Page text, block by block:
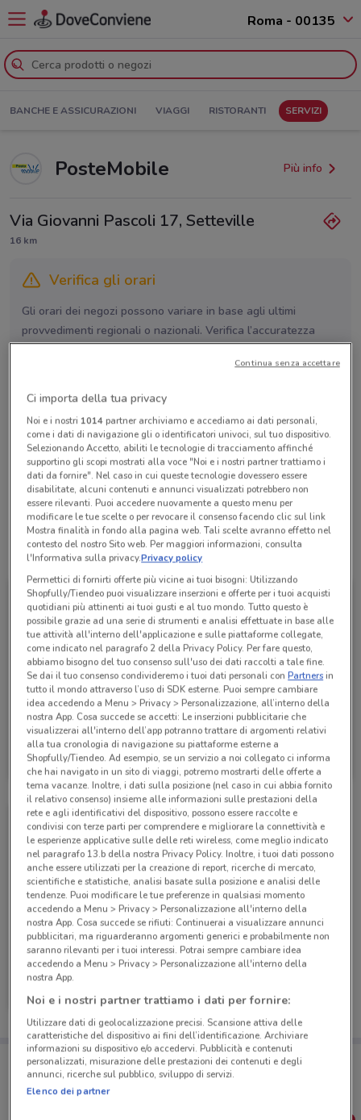
Roma - 00135
BANCHE E ASSICURAZIONI VIAGGI RISTORANTI SERVIZI
PosteMobile Più info
Via Giovanni Pascoli 17, Setteville
16 km
Verifica gli orari
Gli orari dei negozi possono variare in base agli ultimi
provvedimenti regionali o nazionali. Verifica l’accuratezza
chiamando il negozio.
Lunedì n.d.
Martedì n.d.
Mercoledì n.d.
Giovedì n.d.
Venerdì n.d.
Sabato n.d.
Domenica n.d.
0774391197
SETTEVILLE DI GUIDONIA
Tutte le promozioni di questo negozio
PosteMobile
Scade il 17/08 9.4 km
PosteMobile
Scade il 05/09 9.4 km
Porta DoveConviene sempre con te!
Puoi trovare le migliori offerte dei negozi vicino a te,
salvarle e creare la tua lista del risparmio, comodamente
dal tuo cellulare.
Ci importa della tua privacy
Noi e i nostri 1014partner archiviamo e accediamo ai dati personali,
come i dati di navigazione gli o identificatori univoci, sul tuo dispositivo.
Selezionando Accetto, abiliti le tecnologie di tracciamento affinché
supportino gli scopi mostrati alla voce "Noi e i nostri partner trattiamo i
dati da fornire". Nel caso in cui queste tecnologie dovessero essere
disabilitate, alcuni contenuti e annunci visualizzati potrebbero non
essere rilevanti. Puoi accedere nuovamente a questo menu per
modificare le tue scelte o per revocare il consenso facendo clic sul link
Mostra finalità in fondo alla pagina web. Tali scelte avranno effetto nel
contesto del nostro Sito web. Per maggiori informazioni, consulta
l'Informativa sulla privacy.Privacy policy
Permettici di fornirti offerte più vicine ai tuoi bisogni: Utilizzando
Shopfully/Tiendeo puoi visualizzare inserzioni e offerte per i tuoi acquisti
quotidiani più attinenti ai tuoi gusti e al tuo mondo. Tutto questo è
possibile grazie ad una serie di strumenti e analisi effettuate in base alle
tue attività all'interno dell'applicazione e sulle piattaforme collegate,
come indicato nel paragrafo 2 della Privacy Policy. Per fare questo,
abbiamo bisogno del tuo consenso sull'uso dei dati raccolti a tale fine.
Se dai il tuo consenso condivideremo i tuoi dati personali conPartnersin
tutto il mondo attraverso l’uso di SDK esterne. Puoi sempre cambiare
idea accedendo a Menu > Privacy > Personalizzazione, all’interno della
nostra App. Cosa succede se accetti: Le inserzioni pubblicitarie che
visualizzerai all'interno dell’app potranno trattare di argomenti relativi
alla tua cronologia di navigazione su piattaforme esterne a
Shopfully/Tiendeo. Ad esempio, se un servizio a noi collegato ci informa
che hai navigato in un sito di viaggi, potremo mostrarti delle offerte a
tema vacanze. Inoltre, i dati sulla posizione (nel caso in cui abbia fornito
il relativo consenso) insieme alle informazioni sulle prestazioni della
rete e agli identificativi del dispositivo, possono essere raccolte e
condivisi con terze parti per comprendere e migliorare la connettività e
le esperienze applicative sulle delle reti wireless, come meglio indicato
nel paragrafo 13.b della nostra Privacy Policy. Inoltre, i tuoi dati possono
anche essere utilizzati per la creazione di report, ricerche di mercato,
scientifiche e statistiche, analisi basate sulla posizione e analisi delle
tendenze. Puoi modificare le tue preferenze in qualsiasi momento
accedendo a Menu > Privacy > Personalizzazione all'interno della
nostra App. Cosa succede se rifiuti: Continuerai a visualizzare annunci
pubblicitari, ma riguarderanno argomenti generici e probabilmente non
saranno rilevanti per i tuoi interessi. Potrai sempre cambiare idea
accedendo a Menu > Privacy > Personalizzazione all'interno della
nostra App.
Noi e i nostri partner trattiamo i dati per fornire:
Utilizzare dati di geolocalizzazione precisi. Scansione attiva delle
caratteristiche del dispositivo ai fini dell’identificazione. Archiviare
informazioni su dispositivo e/o accedervi. Pubblicità e contenuti
personalizzati, misurazione delle prestazioni dei contenuti e degli
annunci, ricerche sul pubblico, sviluppo di servizi.
Elenco dei partner
Continua senza accettare